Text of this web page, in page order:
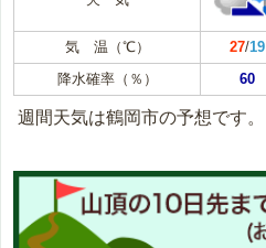
気 温（℃） 27/19
降水確率（％）
60
週間天気は鶴岡市の予想です。